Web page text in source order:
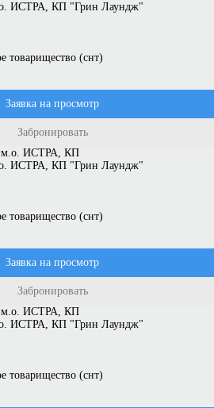
ИСТРА, КП "Грин Лаундж"
товарищество (снт)
Заявка на просмотр
Забронировать
ИСТРА, КП "Грин Лаундж"
товарищество (снт)
Заявка на просмотр
Забронировать
ИСТРА, КП "Грин Лаундж"
товарищество (снт)